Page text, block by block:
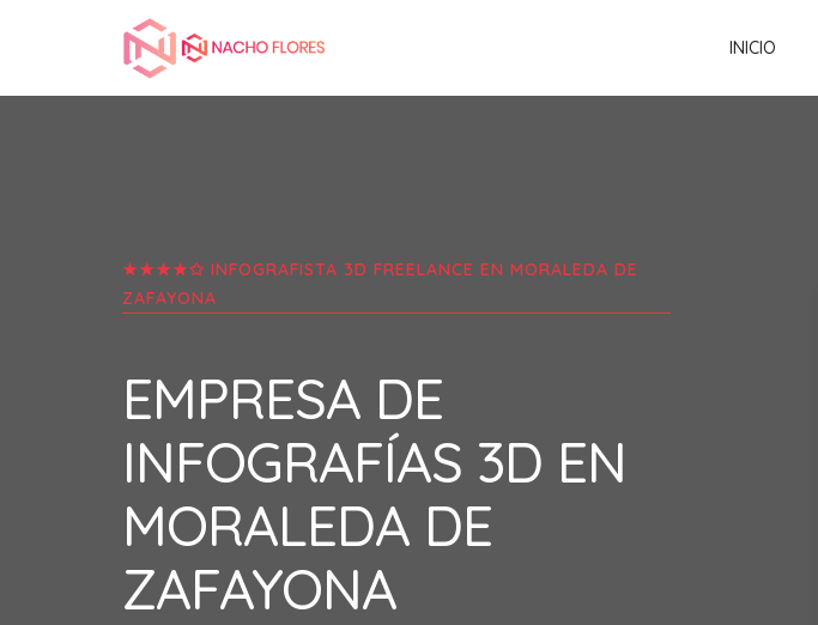
INICIO
★★★★✩ INFOGRAFISTA 3D FREELANCE EN MORALEDA DE
ZAFAYONA
EMPRESA DE
INFOGRAFÍAS 3D EN
MORALEDA DE
ZAFAYONA